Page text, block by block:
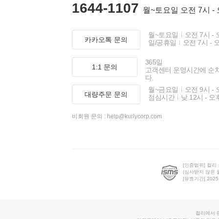
1644-1107 월~토요일 오전 7시 -
카카오톡 문의
월~토요일
오전 7시 -
일/공휴일
오전 7시 -
1:1 문의
365일
고객센터 운영시간에 순
다.
대량주문 문의
월~금요일
오전 9시 -
점심시간
낮 12시 - 오
비회원 문의 : help@kurlycorp.com
[인증범위] 컬리
(심사받지 않은
[유효기간]
컬리에서